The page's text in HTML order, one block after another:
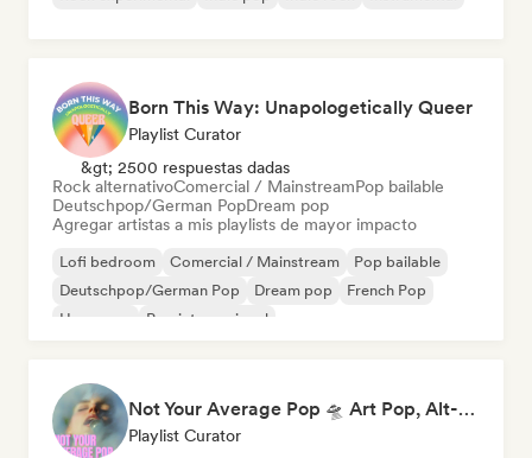
Born This Way: Unapologetically Queer
Playlist Curator
&gt; 2500 respuestas dadas
Rock alternativoComercial / MainstreamPop bailable
Deutschpop/German PopDream pop
Agregar artistas a mis playlists de mayor impacto
Lofi bedroom Comercial / Mainstream
Pop bailable
Deutschpop/German Pop
Dream pop
French Pop
Hyperpop
Pop internacional
Not Your Average Pop 🛸 Art Pop, Alt-Pop & Indie Pop
Playlist Curator